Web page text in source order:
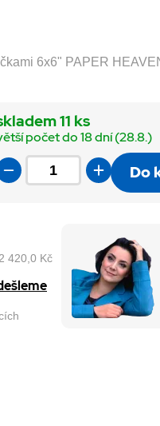
6x6" PAPER
11 ks
počet do 18 dní (28.8.)
Do
420,0 Kč